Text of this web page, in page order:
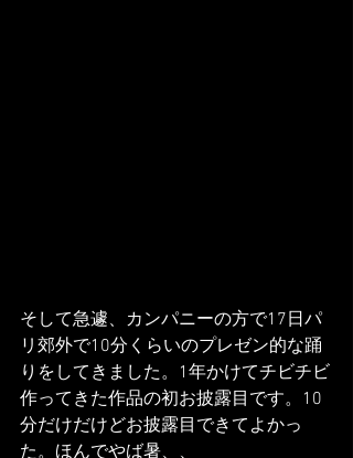
そして急遽、カンパニーの方で17日パ
リ郊外で10分くらいのプレゼン的な踊
りをしてきました。1年かけてチビチビ
作ってきた作品の初お披露目です。10
分だけだけどお披露目できてよかっ
た。ほんでやば暑、、